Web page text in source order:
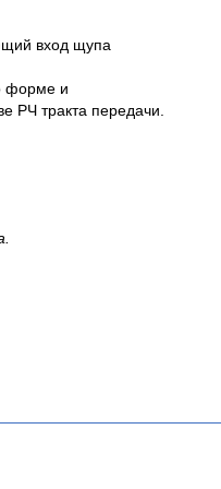
вход щупа
форме и
РЧ тракта передачи.